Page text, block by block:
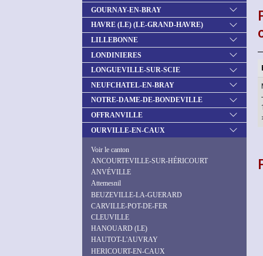
GOURNAY-EN-BRAY
HAVRE (LE) (LE-GRAND-HAVRE)
LILLEBONNE
LONDINIERES
LONGUEVILLE-SUR-SCIE
NEUFCHATEL-EN-BRAY
NOTRE-DAME-DE-BONDEVILLE
OFFRANVILLE
OURVILLE-EN-CAUX
Voir le canton
ANCOURTEVILLE-SUR-HÉRICOURT
ANVÉVILLE
Attemesnil
BEUZEVILLE-LA-GUERARD
CARVILLE-POT-DE-FER
CLEUVILLE
HANOUARD (LE)
HAUTOT-L'AUVRAY
HERICOURT-EN-CAUX